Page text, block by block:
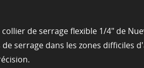
de serrage flexible 1/4" de
serrage dans les zones difficiles